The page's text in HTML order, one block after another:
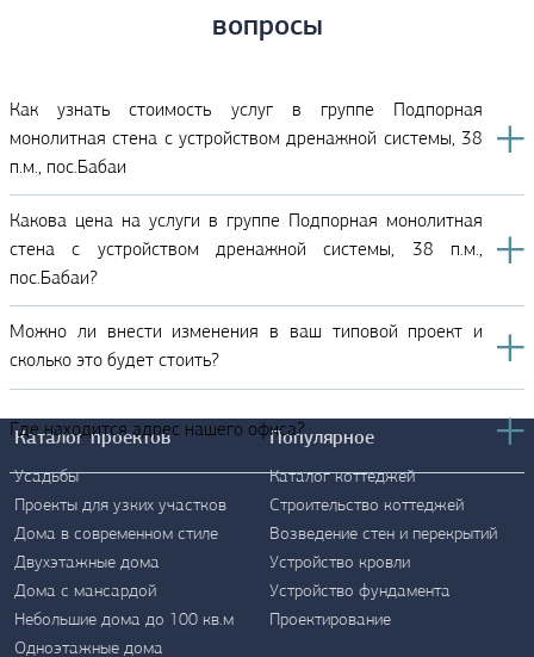
вопросы
Как узнать стоимость услуг в группе Подпорная
монолитная стена с устройством дренажной системы, 38
п.м., пос.Бабаи
Какова цена на услуги в группе Подпорная монолитная
стена с устройством дренажной системы, 38 п.м.,
пос.Бабаи?
Можно ли внести изменения в ваш типовой проект и
сколько это будет стоить?
Где находится адрес нашего офиса?
Контакты
Каталог проектов
Усадьбы
Проекты для узких участков
Дома в современном стиле
Двухэтажные дома
Дома с мансардой
Небольшие дома до 100 кв.м
Одноэтажные дома
Популярное
Каталог коттеджей
Строительство коттеджей
Возведение стен и перекрытий
Устройство кровли
Устройство фундамента
Проектирование